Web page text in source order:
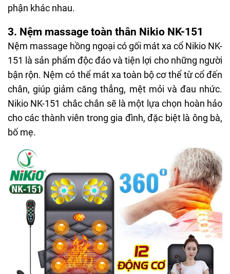
phận khác nhau.
3. Nệm massage toàn thân Nikio NK-151
Nệm massage hồng ngoại có gối mát xa cổ Nikio NK-
151 là sản phẩm độc đáo và tiện lợi cho những người
bận rộn. Nệm có thể mát xa toàn bộ cơ thể từ cổ đến
chân, giúp giảm căng thẳng, mệt mỏi và đau nhức.
Nikio NK-151 chắc chắn sẽ là một lựa chọn hoàn hảo
cho các thành viên trong gia đình, đặc biệt là ông bà,
bố mẹ.